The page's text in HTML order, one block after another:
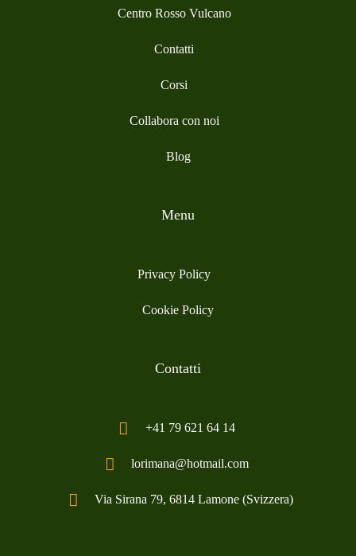
Centro Rosso Vulcano
Contatti
Corsi
Collabora con noi
Blog
Menu
Privacy Policy
Cookie Policy
Contatti
+41 79 621 64 14
lorimana@hotmail.com
Via Sirana 79, 6814 Lamone (Svizzera)